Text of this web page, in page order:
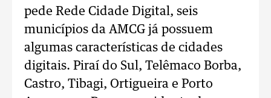
pede Rede Cidade Digital, seis
municípios da AMCG já possuem
algumas características de cidades
digitais. Piraí do Sul, Telêmaco Borba,
Castro, Tibagi, Ortigueira e Porto